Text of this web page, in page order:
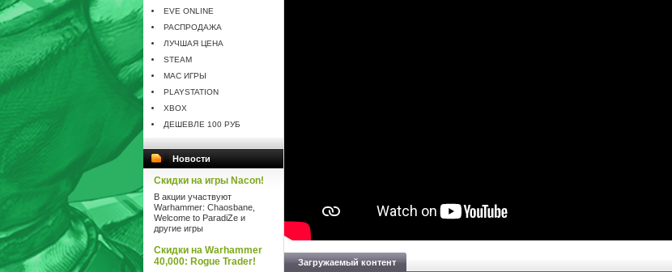
EVE ONLINE
РАСПРОДАЖА
ЛУЧШАЯ ЦЕНА
STEAM
MAC ИГРЫ
PLAYSTATION
XBOX
ДЕШЕВЛЕ 100 РУБ
Новости
Скидки на игры Nacon!
В акции участвуют
Warhammer: Chaosbane,
Welcome to ParadiZe и
другие игры
Скидки на Warhammer
40,000: Rogue Trader!
Загружаемый контент